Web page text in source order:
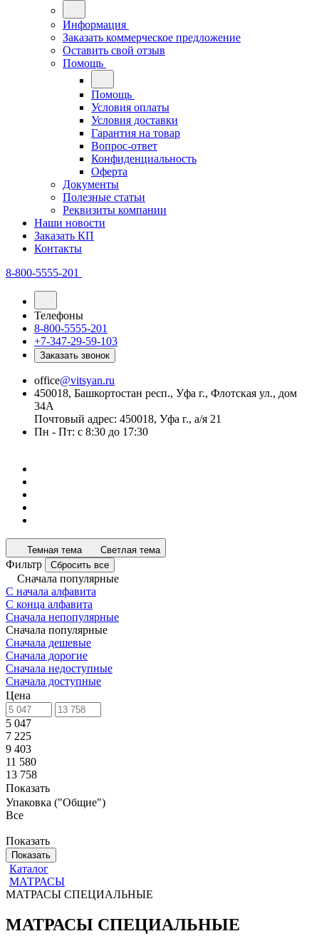
Информация
Заказать коммерческое предложение
Оставить свой отзыв
Помощь
Помощь
Условия оплаты
Условия доставки
Гарантия на товар
Вопрос-ответ
Конфиденциальность
Оферта
Документы
Полезные статьи
Реквизиты компании
Наши новости
Заказать КП
Контакты
8-800-5555-201
Телефоны
8-800-5555-201
+7-347-29-59-103
Заказать звонок
office@vitsyan.ru
450018, Башкортостан респ., Уфа г., Флотская ул., дом
34А
Почтовый адрес: 450018, Уфа г., а/я 21
Пн - Пт: с 8:30 до 17:30
Темная тема Светлая тема
Фильтр Сбросить все
Сначала популярные
С начала алфавита
С конца алфавита
Сначала непопулярные
Сначала популярные
Сначала дешевые
Сначала дорогие
Сначала недоступные
Сначала доступные
Цена
5 047
7 225
9 403
11 580
13 758
Показать
Упаковка ("Общие")
Все
Показать
Показать
Каталог
МАТРАСЫ
МАТРАСЫ СПЕЦИАЛЬНЫЕ
МАТРАСЫ СПЕЦИАЛЬНЫЕ